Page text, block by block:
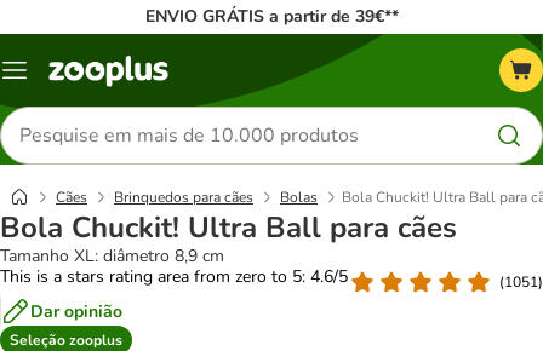
ENVIO GRÁTIS a partir de 39€**
Menu
Pesquisar
produtos
Cães Brinquedos para cães Bolas Bola Chuckit! Ultra Ball para
Bola Chuckit! Ultra Ball para cães
Tamanho XL: diâmetro 8,9 cm
This is a stars rating area from zero to 5: 4.6/5
(1051)
Dar opinião
Seleção zooplus